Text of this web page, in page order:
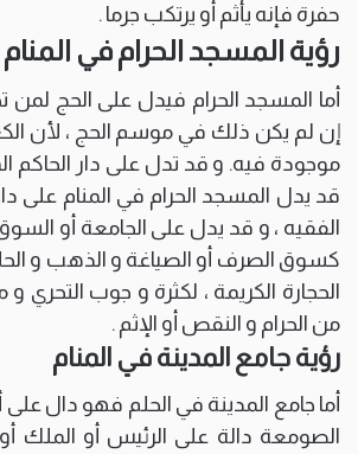
حفرة فإنه يأثم أو يرتكب جرما .
رؤية المسجد الحرام في المنام
أما المسجد الحرام فيدل على الحج لمن
إن لم يكن ذلك في موسم الحج ، لأن
موجودة فيه. و قد تدل على دار الحاكم
قد يدل المسجد الحرام في المنام على
الفقيه ، و قد يدل على الجامعة أو السوق
كسوق الصرف أو الصياغة و الذهب و
الحجارة الكريمة ، لكثرة و جوب التحري
من الحرام و النقص أو الإثم .
رؤية جامع المدينة في المنام
أما جامع المدينة في الحلم فهو دال على
الصومعة دالة على الرئيس أو الملك